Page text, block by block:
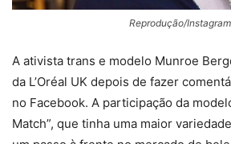
Reprodução/Instagram
A ativista trans e modelo Munroe
da L’Oréal UK depois de fazer
no Facebook. A participação da
Match”, que tinha uma maior